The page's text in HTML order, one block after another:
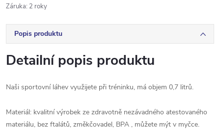
Záruka: 2 roky
Popis produktu
Detailní popis produktu
Naši sportovní láhev využijete při tréninku, má objem 0,7 litrů.
Materiál: kvalitní výrobek ze zdravotně nezávadného atestovaného
materiálu, bez ftalátů, změkčovadel, BPA , můžete mýt v myčce.